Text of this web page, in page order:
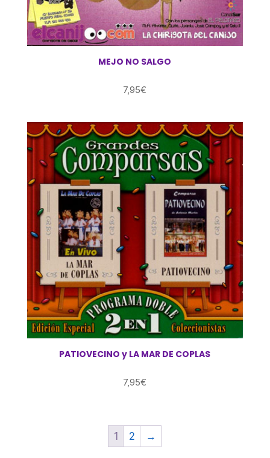
MEJO NO SALGO
7,95€
PATIOVECINO y LA MAR DE COPLAS
7,95€
1 2 →